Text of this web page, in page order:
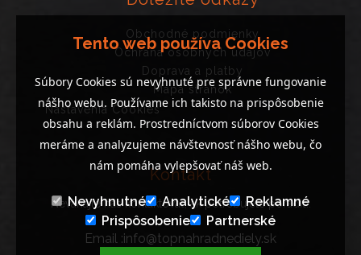
Obchodné podmienky
Ochrana osobných údajov
Doprava a platby
Mapa stránok
Nastavenia Cookies
Kontakt
Neváhajte nás kontaktovať, ak potrebujete poradiť..
Email :info@topnahradnediely.sk
Tento web používa Cookies
Súbory Cookies sú nevyhnuté pre správne fungovanie
nášho webu. Používame ich takisto na prispôsobenie
obsahu a reklám. Prostredníctvom súborov Cookies
meráme a analyzujeme návštevnosť nášho webu, čo
nám pomáha vylepšovať náš web.
Nevyhnutné Analytické
Reklamné
Prispôsobenie
Partnerské